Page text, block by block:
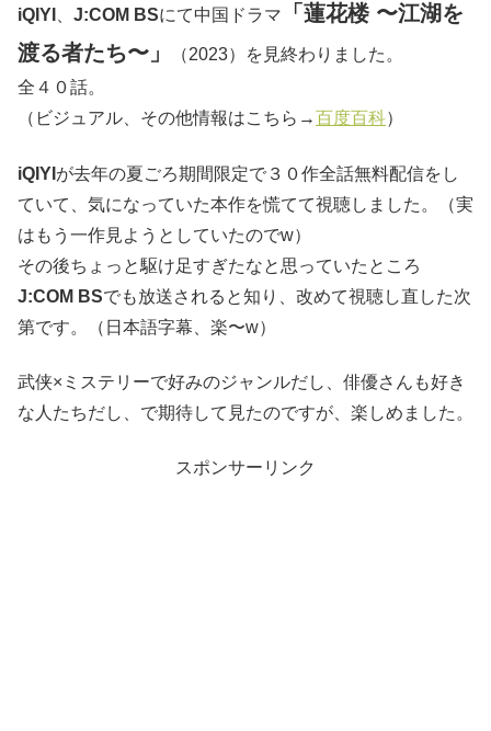
iQIYI J:COM BSにて中国ドラマ
「蓮花楼 〜江湖を
渡る者たち〜」
（2023）を見終わりました。
全４０話。
（ビジュアル、その他情報はこちら→百度百科）
iQIYI が去年の夏ごろ期間限定で３０作全話無料配信をし
ていて、気になっていた本作を慌てて視聴しました。（実
はもう一作見ようとしていたのでw）
その後ちょっと駆け足すぎたなと思っていたところ
J:COM BSでも放送されると知り、改めて視聴し直した次
第です。（日本語字幕、楽〜w）
武侠×ミステリーで好みのジャンルだし、俳優さんも好き
な人たちだし、で期待して見たのですが、楽しめました。
スポンサーリンク